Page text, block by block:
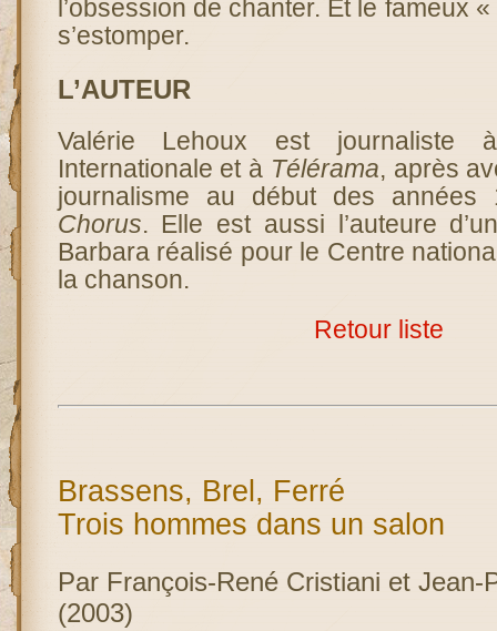
l’obsession de chanter. Et le fameux
s’estomper.
L’AUTEUR
Valérie Lehoux est journaliste
Internationale et à Télérama, après
journalisme au début des
Chorus. Elle est aussi l’auteure
Barbara réalisé pour le Centre
la chanson.
Retour liste
Brassens, Brel, Ferré
Trois hommes dans un salon
Par François-René Cristiani et Jean-
(2003)